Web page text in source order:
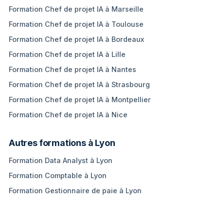
Formation Chef de projet IA à Marseille
Formation Chef de projet IA à Toulouse
Formation Chef de projet IA à Bordeaux
Formation Chef de projet IA à Lille
Formation Chef de projet IA à Nantes
Formation Chef de projet IA à Strasbourg
Formation Chef de projet IA à Montpellier
Formation Chef de projet IA à Nice
Autres formations à Lyon
Formation Data Analyst à Lyon
Formation Comptable à Lyon
Formation Gestionnaire de paie à Lyon